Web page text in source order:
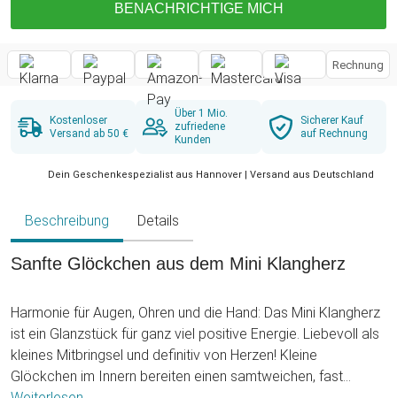
BENACHRICHTIGE MICH
Rechnung
Kostenloser
Versand ab 50 €
Über 1 Mio.
zufriedene
Kunden
Sicherer Kauf
auf Rechnung
Dein Geschenkespezialist aus Hannover | Versand aus Deutschland
Beschreibung Details
Sanfte Glöckchen aus dem Mini Klangherz
Harmonie für Augen, Ohren und die Hand: Das Mini Klangherz
ist ein Glanzstück für ganz viel positive Energie. Liebevoll als
kleines Mitbringsel und definitiv von Herzen! Kleine
Glöckchen im Innern bereiten einen samtweichen, fast